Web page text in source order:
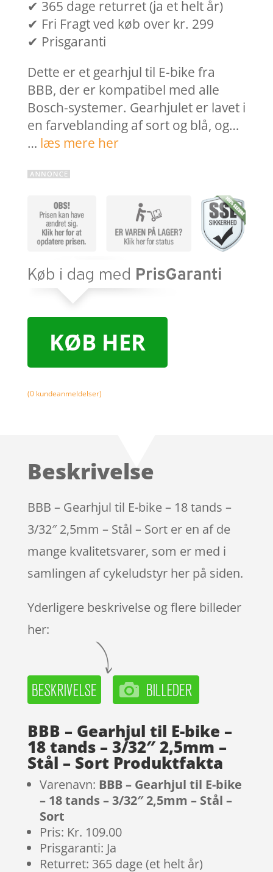
✔ 365 dage returret (ja et helt år)
✔ Fri Fragt ved køb over kr. 299
✔ Prisgaranti
Dette er et gearhjul til E-bike fra
BBB, der er kompatibel med alle
Bosch-systemer. Gearhjulet er lavet i
en farveblanding af sort og blå, og…
… læs mere her
KØB HER
(0kundeanmeldelser)
Beskrivelse
BBB – Gearhjul til E-bike – 18 tands –
3/32″ 2,5mm – Stål – Sort er en af de
mange kvalitetsvarer, som er med i
samlingen af cykeludstyr her på siden.
Yderligere beskrivelse og flere billeder
her:
BBB – Gearhjul til E-bike –
18 tands – 3/32″ 2,5mm –
Stål – Sort Produktfakta
Varenavn: BBB – Gearhjul til E-bike
– 18 tands – 3/32″ 2,5mm – Stål –
Sort
Pris: Kr. 109.00
Prisgaranti: Ja
Returret: 365 dage (et helt år)